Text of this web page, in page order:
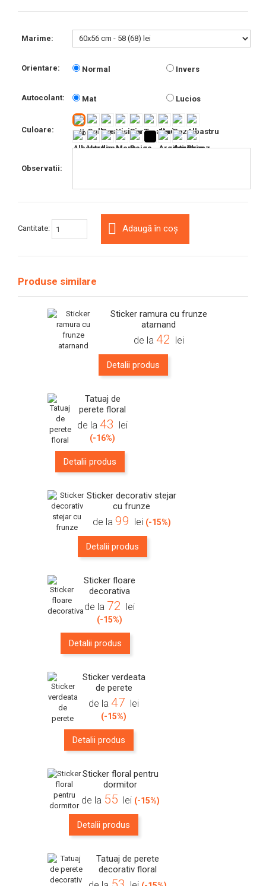
Marime:
Orientare: Normal Invers
Autocolant: Mat Lucios
Culoare:
Observatii:
Cantitate: Adaugă în coș
Produse similare
Sticker ramura cu frunze
atarnand
de la 42 lei
Detalii produs
Tatuaj de
perete floral
de la43 lei
(-16%)
Detalii produs
Sticker decorativ stejar
cu frunze
de la 99 lei (-15%)
Detalii produs
Sticker floare
decorativa
de la 72 lei
(-15%)
Detalii produs
Sticker verdeata
de perete
de la47 lei
(-15%)
Detalii produs
Sticker floral pentru
dormitor
de la 55 lei (-15%)
Detalii produs
Tatuaj de perete
decorativ floral